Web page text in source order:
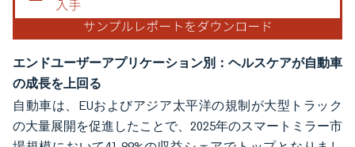
エンドユーザーアプリケーション別：ヘルスケアが自動車
の成長を上回る
自動車は、EUおよびアジア太平洋の規制が大型トラック
の大量展開を促進したことで、2025年のスマートミラー市